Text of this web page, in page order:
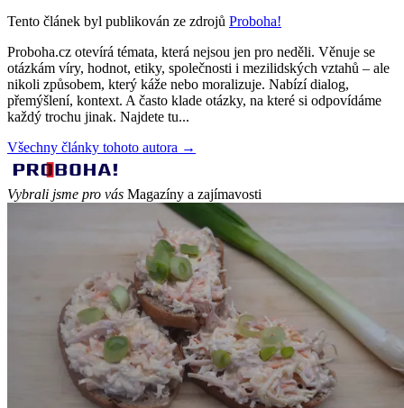
Tento článek byl publikován ze zdrojů Proboha!
Proboha.cz otevírá témata, která nejsou jen pro neděli. Věnuje se
otázkám víry, hodnot, etiky, společnosti i mezilidských vztahů – ale
nikoli způsobem, který káže nebo moralizuje. Nabízí dialog,
přemýšlení, kontext. A často klade otázky, na které si odpovídáme
každý trochu jinak. Najdete tu...
Všechny články tohoto autora →
Vybrali jsme pro vás Magazíny a zajímavosti